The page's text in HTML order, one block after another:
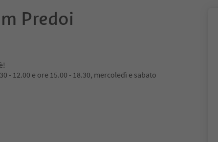
Predoi
- 12.00 e ore 15.00 - 18.30, mercoledì e sabato